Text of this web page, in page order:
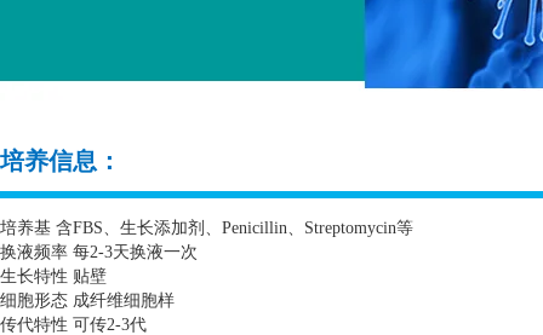
培养信息：
培养基 含FBS、生长添加剂、 Penicillin、 Streptomycin等
换液频率 每2-3天换液一次
生长特性 贴壁
细胞形态 成纤维细胞样
传代特性 可传2-3代